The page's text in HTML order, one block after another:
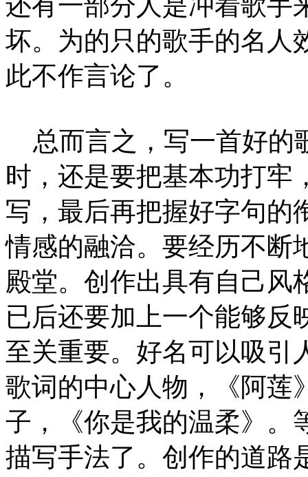
坏。为的只的歌手的名人
此不作言论了。
总而言之，写一首好的
时，还是要把基本功打牢
写，最后再把握好字句的
情感的融洽。要经历不断
殿堂。创作出具有自己风
已后还要加上一个能够反
至关重要。好名可以吸引
歌词的中心人物，《阿莲
子，《你是我的温柔》。
描写手法了。创作的道路